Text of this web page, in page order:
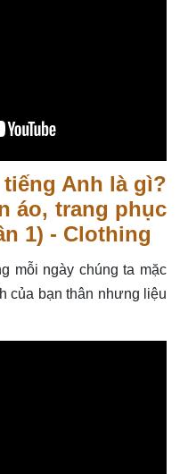
Anh là gì?
áo, trang phục
1) - Clothing
mỗi ngày chúng ta mặc
của bạn thân nhưng liệu